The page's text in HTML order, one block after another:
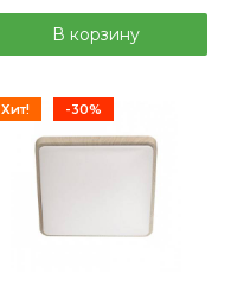
В корзину
Хит! -30%